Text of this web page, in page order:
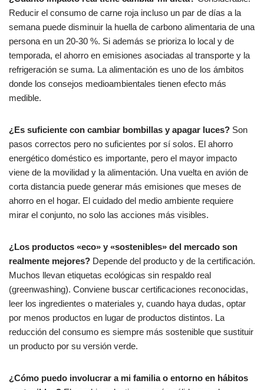
Reducir el consumo de carne roja incluso un par de días a la
semana puede disminuir la huella de carbono alimentaria de una
persona en un 20-30 %. Si además se prioriza lo local y de
temporada, el ahorro en emisiones asociadas al transporte y la
refrigeración se suma. La alimentación es uno de los ámbitos
donde los consejos medioambientales tienen efecto más
medible.
¿Es suficiente con cambiar bombillas y apagar luces? Son
pasos correctos pero no suficientes por sí solos. El ahorro
energético doméstico es importante, pero el mayor impacto
viene de la movilidad y la alimentación. Una vuelta en avión de
corta distancia puede generar más emisiones que meses de
ahorro en el hogar. El cuidado del medio ambiente requiere
mirar el conjunto, no solo las acciones más visibles.
¿Los productos «eco» y «sostenibles» del mercado son
realmente mejores? Depende del producto y de la certificación.
Muchos llevan etiquetas ecológicas sin respaldo real
(greenwashing). Conviene buscar certificaciones reconocidas,
leer los ingredientes o materiales y, cuando haya dudas, optar
por menos productos en lugar de productos distintos. La
reducción del consumo es siempre más sostenible que sustituir
un producto por su versión verde.
¿Cómo puedo involucrar a mi familia o entorno en hábitos